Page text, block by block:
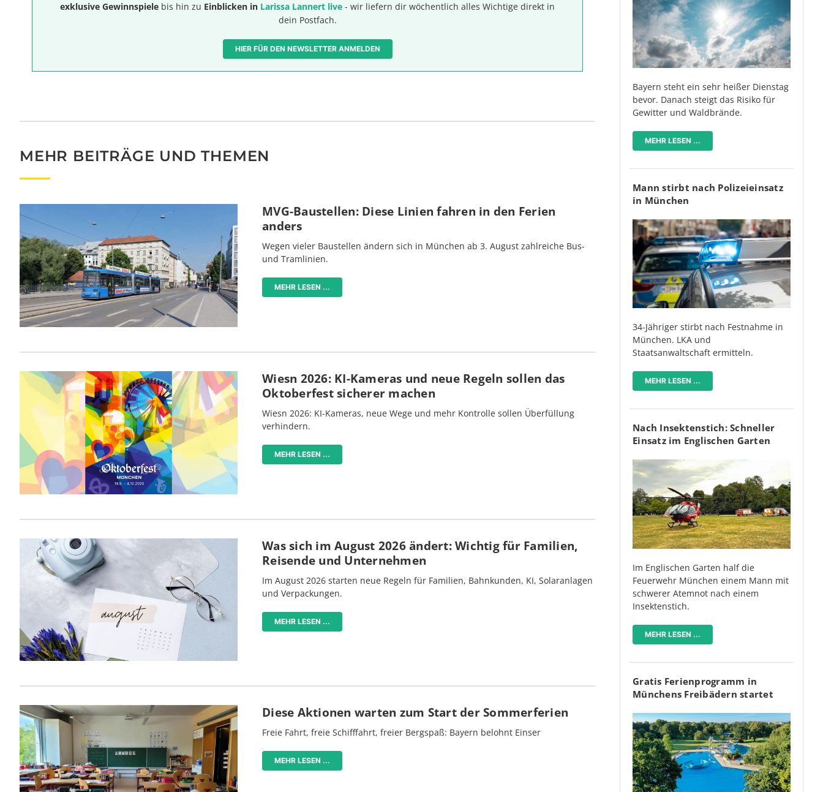
exklusive Gewinnspiele bis hin zu Einblicken in Larissa Lannert live - wir liefern dir wöchentlich alles Wichtige direkt in
dein Postfach.
HIER FÜR DEN NEWSLETTER ANMELDEN
MEHR BEITRÄGE UND THEMEN
MVG-Baustellen: Diese Linien fahren in den Ferien
anders
Wegen vieler Baustellen ändern sich in München ab 3. August zahlreiche Bus-
und Tramlinien.
MEHR LESEN ...
Wiesn 2026: KI-Kameras und neue Regeln sollen das
Oktoberfest sicherer machen
Wiesn 2026: KI-Kameras, neue Wege und mehr Kontrolle sollen Überfüllung
verhindern.
MEHR LESEN ...
Was sich im August 2026 ändert: Wichtig für Familien,
Reisende und Unternehmen
Im August 2026 starten neue Regeln für Familien, Bahnkunden, KI, Solaranlagen
und Verpackungen.
MEHR LESEN ...
Diese Aktionen warten zum Start der Sommerferien
Freie Fahrt, freie Schifffahrt, freier Bergspaß: Bayern belohnt Einser
MEHR LESEN ...
Bayern steht ein sehr heißer Dienstag
bevor. Danach steigt das Risiko für
Gewitter und Waldbrände.
MEHR LESEN ...
Mann stirbt nach Polizeieinsatz
in München
34-Jähriger stirbt nach Festnahme in
München. LKA und
Staatsanwaltschaft ermitteln.
MEHR LESEN ...
Nach Insektenstich: Schneller
Einsatz im Englischen Garten
Im Englischen Garten half die
Feuerwehr München einem Mann mit
schwerer Atemnot nach einem
Insektenstich.
MEHR LESEN ...
Gratis Ferienprogramm in
Münchens Freibädern startet